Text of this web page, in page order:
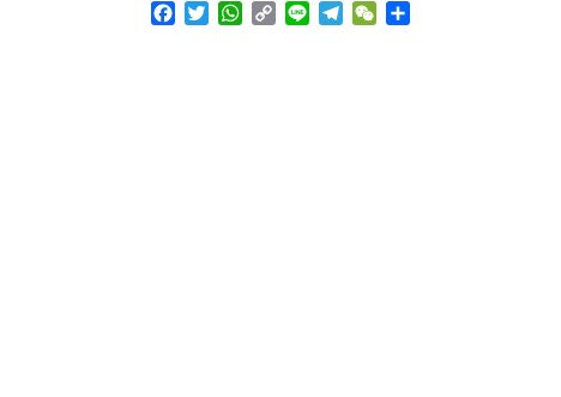
FacebookTwitterWhatsApp
Copy
Line TelegramWeChat